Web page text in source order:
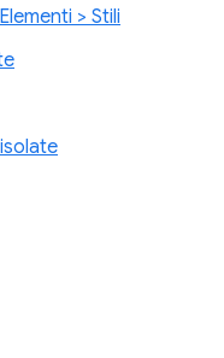
> Stili